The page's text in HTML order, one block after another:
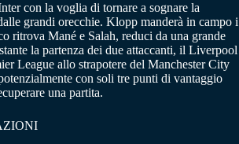
con la voglia di tornare a sognare la
grandi orecchie. Klopp manderà in campo i
ritrova Mané e Salah, reduci da una grande
la partenza dei due attaccanti, il Liverpool
League allo strapotere del Manchester City
con soli tre punti di vantaggio
una partita.